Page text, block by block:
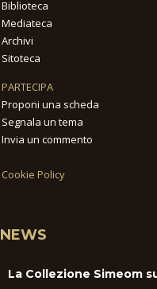
Biblioteca
Mediateca
Archivi
Sitoteca
PARTECIPA
Proponi una scheda
Segnala un tema
Invia un commento
Cookie Policy
NEWS
La Collezione Simeom